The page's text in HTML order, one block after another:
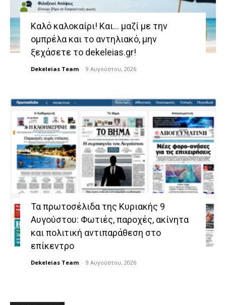
Καλό καλοκαίρι! Και… μαζί με την
ομπρέλα και το αντηλιακό, μην
ξεχάσετε το dekeleias.gr!
Dekeleias Team - 9 Αυγούστου, 2026
Τα πρωτοσέλιδα της Κυριακής 9
Αυγούστου: Φωτιές, παροχές, ακίνητα
και πολιτική αντιπαράθεση στο
επίκεντρο
Dekeleias Team - 9 Αυγούστου, 2026